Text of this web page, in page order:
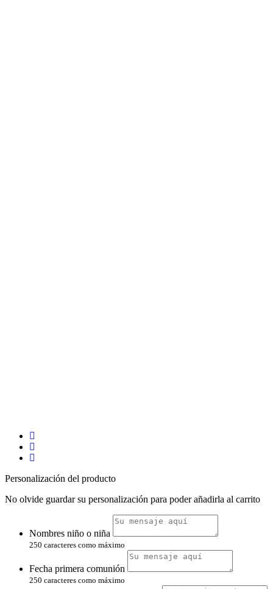
Personalización del producto
No olvide guardar su personalización para poder añadirla al carrito
Nombres niño o niña
250 caracteres como máximo
Fecha primera comunión
250 caracteres como máximo